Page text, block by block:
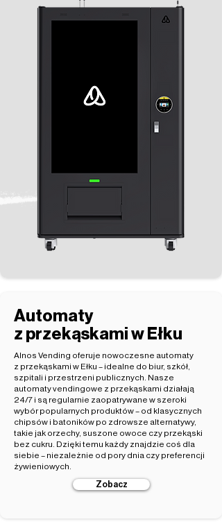
Automaty
z przekąskami w Ełku
Alnos Vending oferuje nowoczesne automaty
z przekąskami w Ełku – idealne do biur, szkół,
szpitali i przestrzeni publicznych. Nasze
automaty vendingowe z przekąskami działają
24/7 i są regularnie zaopatrywane w szeroki
wybór popularnych produktów – od klasycznych
chipsów i batoników po zdrowsze alternatywy,
takie jak orzechy, suszone owoce czy przekąski
bez cukru. Dzięki temu każdy znajdzie coś dla
siebie – niezależnie od pory dnia czy preferencji
żywieniowych.
Zobacz